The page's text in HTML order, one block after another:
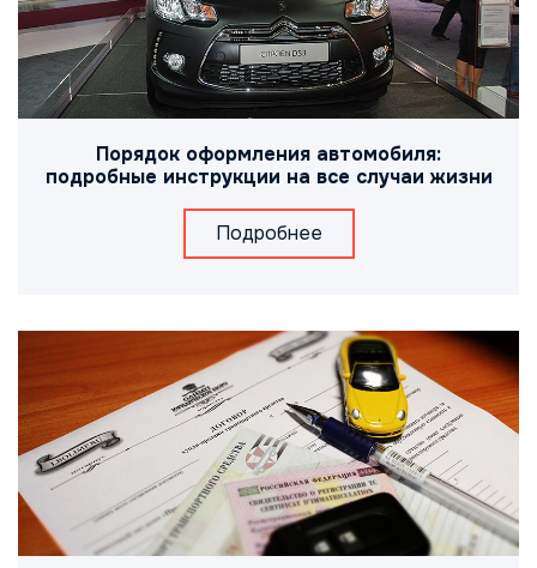
Порядок оформления автомобиля:
подробные инструкции на все случаи жизни
Подробнее